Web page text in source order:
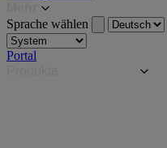
Sprache wählen
Portal